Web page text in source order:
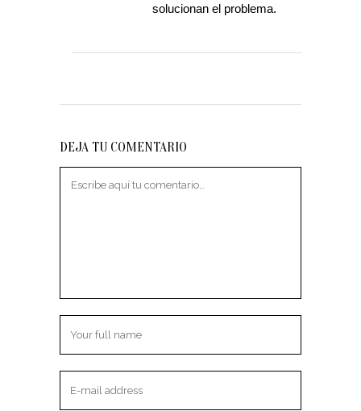
solucionan el problema.
DEJA TU COMENTARIO